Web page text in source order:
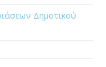
Δημοτικού